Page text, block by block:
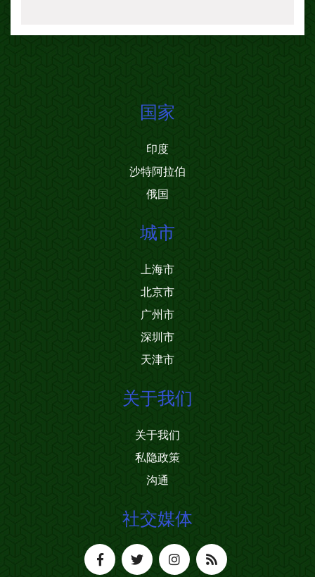
国家
印度
沙特阿拉伯
俄国
城市
上海市
北京市
广州市
深圳市
天津市
关于我们
关于我们
私隐政策
沟通
社交媒体